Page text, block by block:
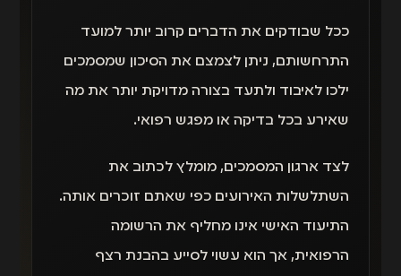
ככל שבודקים את הדברים קרוב יותר למועד
התרחשותם, ניתן לצמצם את הסיכון שמסמכים
ילכו לאיבוד ולתעד בצורה מדויקת יותר את מה
שאירע בכל בדיקה או מפגש רפואי.
לצד ארגון המסמכים, מומלץ לכתוב את
השתלשלות האירועים כפי שאתם זוכרים אותה.
התיעוד האישי אינו מחליף את הרשומה
הרפואית, אך הוא עשוי לסייע בהבנת רצף